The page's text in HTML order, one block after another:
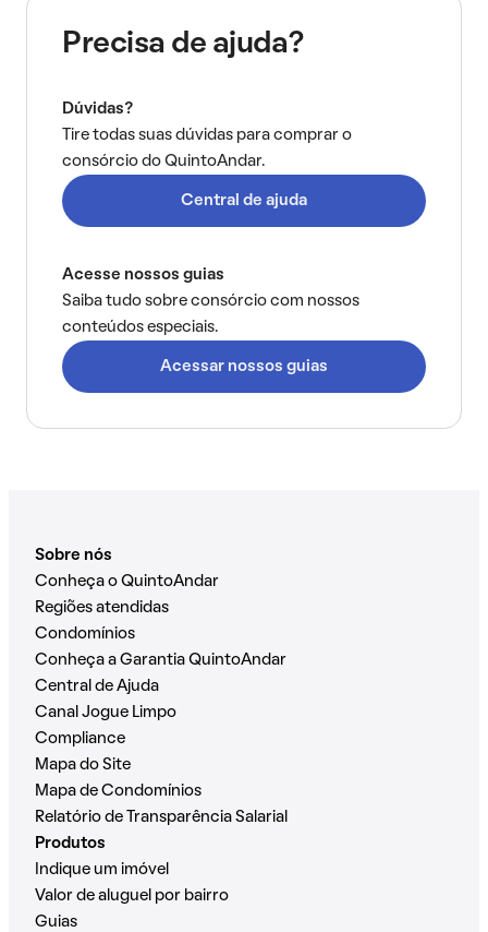
Precisa de ajuda?
Dúvidas?
Tire todas suas dúvidas para comprar o
consórcio do QuintoAndar.
Central de ajuda
Acesse nossos guias
Saiba tudo sobre consórcio com nossos
conteúdos especiais.
Acessar nossos guias
Sobre nós
Conheça o QuintoAndar
Regiões atendidas
Condomínios
Conheça a Garantia QuintoAndar
Central de Ajuda
Canal Jogue Limpo
Compliance
Mapa do Site
Mapa de Condomínios
Relatório de Transparência Salarial
Produtos
Indique um imóvel
Valor de aluguel por bairro
Guias